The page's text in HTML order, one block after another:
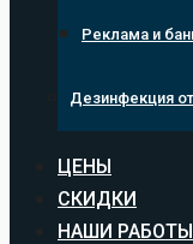
Реклама и
Дезинфекция
ЦЕНЫ
СКИДКИ
НАШИ РАБОТЫ